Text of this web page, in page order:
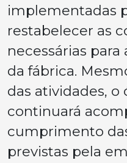
implementadas
restabelecer as
necessárias para
da fábrica.
das atividades,
continuará
cumprimento
previstas pela